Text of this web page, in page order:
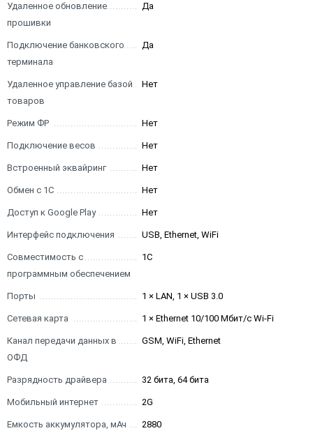
Удаленное обновление
прошивки
Да
Подключение банковского
терминала
Да
Удаленное управление базой
товаров
Нет
Режим ФР Нет
Подключение весов Нет
Встроенный эквайринг Нет
Обмен с 1С Нет
Доступ к Google Play Нет
Интерфейс подключения USB, Ethernet, WiFi
Совместимость с
программным обеспечением
1С
Порты 1 × LAN, 1 × USB 3.0
Сетевая карта 1 × Ethernet 10/100 Мбит/с Wi-Fi
Канал передачи данных в
ОФД
GSM, WiFi, Ethernet
Разрядность драйвера 32 бита, 64 бита
Мобильный интернет 2G
Емкость аккумулятора, мАч 2880